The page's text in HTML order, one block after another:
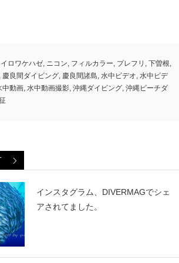
ロワケハゼ, ニコン, フィルカラー, プレフリ , 下曽根,
, 慶良間ダイビング, 慶良間諸島, 水中ビデオ, 水中ビデ
中動画, 水中動画撮影, 沖縄ダイビング, 沖縄ビーチダ
インスタグラム、DIVERMAGでシェ
アされてました。